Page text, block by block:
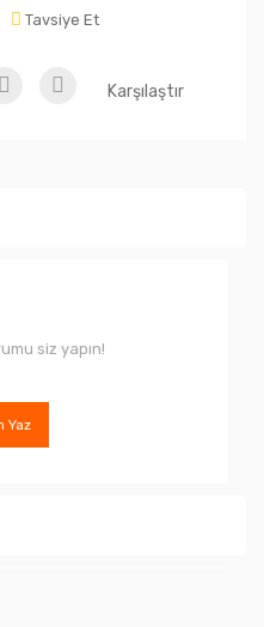
Tavsiye Et
Karşılaştır
siz yapın!
Yaz